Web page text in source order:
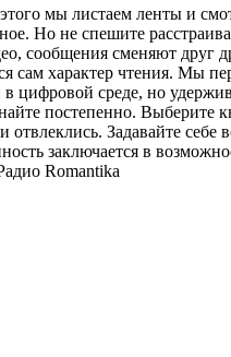
мы листаем ленты и
Но не спешите
сообщения сменяют друг
характер чтения. Мы
среде, но
постепенно. Выберите
Задавайте
заключается в
Romantika